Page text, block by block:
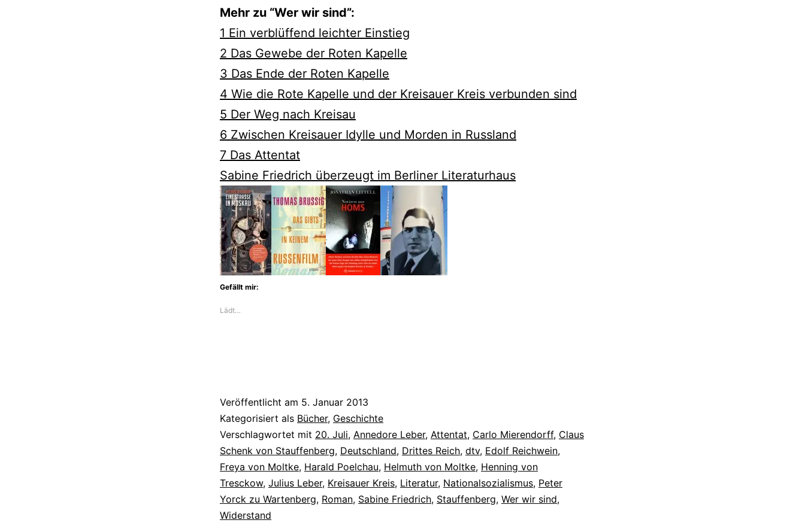
Mehr zu “Wer wir sind”:
1 Ein verblüffend leichter Einstieg
2 Das Gewebe der Roten Kapelle
3 Das Ende der Roten Kapelle
4 Wie die Rote Kapelle und der Kreisauer Kreis verbunden sind
5 Der Weg nach Kreisau
6 Zwischen Kreisauer Idylle und Morden in Russland
7 Das Attentat
Sabine Friedrich überzeugt im Berliner Literaturhaus
Gefällt mir:
Lädt…
Veröffentlicht am 5. Januar 2013
Kategorisiert als Bücher, Geschichte
Verschlagwortet mit 20. Juli, Annedore Leber, Attentat, Carlo Mierendorff, Claus
Schenk von Stauffenberg, Deutschland, Drittes Reich, dtv, Edolf Reichwein,
Freya von Moltke, Harald Poelchau, Helmuth von Moltke, Henning von
Tresckow, Julius Leber, Kreisauer Kreis, Literatur, Nationalsozialismus, Peter
Yorck zu Wartenberg, Roman, Sabine Friedrich, Stauffenberg, Wer wir sind,
Widerstand